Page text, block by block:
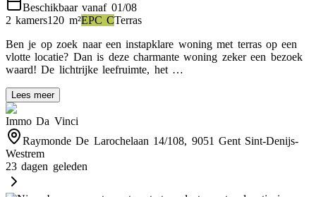
Beschikbaar vanaf 01/08
2 kamers120 m²EPC CTerras
Ben je op zoek naar een instapklare woning met terras op een
vlotte locatie? Dan is deze charmante woning zeker een bezoek
waard! De lichtrijke leefruimte, het …
Lees meer
Immo Da Vinci
Raymonde De Larochelaan 14/108, 9051 Gent Sint-Denijs-
Westrem
23 dagen geleden